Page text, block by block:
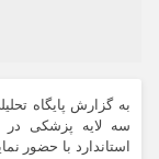
به گزارش پایگاه
استاندارد با حضور